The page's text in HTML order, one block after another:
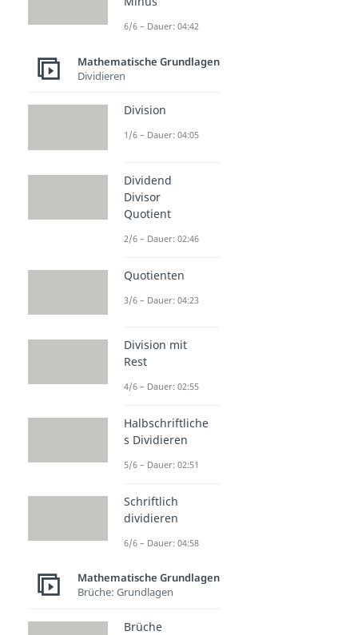
6/6 – Dauer: 04:42
Mathematische Grundlagen
Dividieren
Division
1/6 – Dauer: 04:05
Dividend
Divisor
Quotient
2/6 – Dauer: 02:46
Quotienten
3/6 – Dauer: 04:23
Division mit
Rest
4/6 – Dauer: 02:55
Halbschriftliche
s Dividieren
5/6 – Dauer: 02:51
Schriftlich
dividieren
6/6 – Dauer: 04:58
Mathematische Grundlagen
Brüche: Grundlagen
Brüche